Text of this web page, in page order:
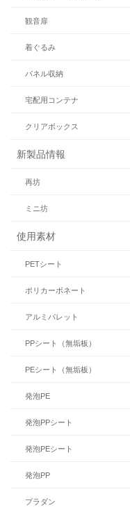
観音扉
着ぐるみ
パネル収納
宅配用コンテナ
クリアボックス
新製品情報
再坊
ミニ坊
使用素材
PETシート
ポリカーボネート
アルミパレット
PPシート（無垢板）
PEシート（無垢板）
発泡PE
発泡PPシート
発泡PEシート
発泡PP
プラダン